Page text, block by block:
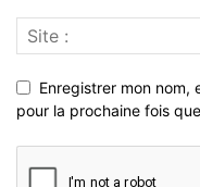
Enregistrer mon nom,
pour la prochaine fois